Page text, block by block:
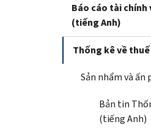
Báo cáo tài chính
(tiếng Anh)
Thống kê về
Sản nhẩm và
Bản tin
(tiếng Anh)